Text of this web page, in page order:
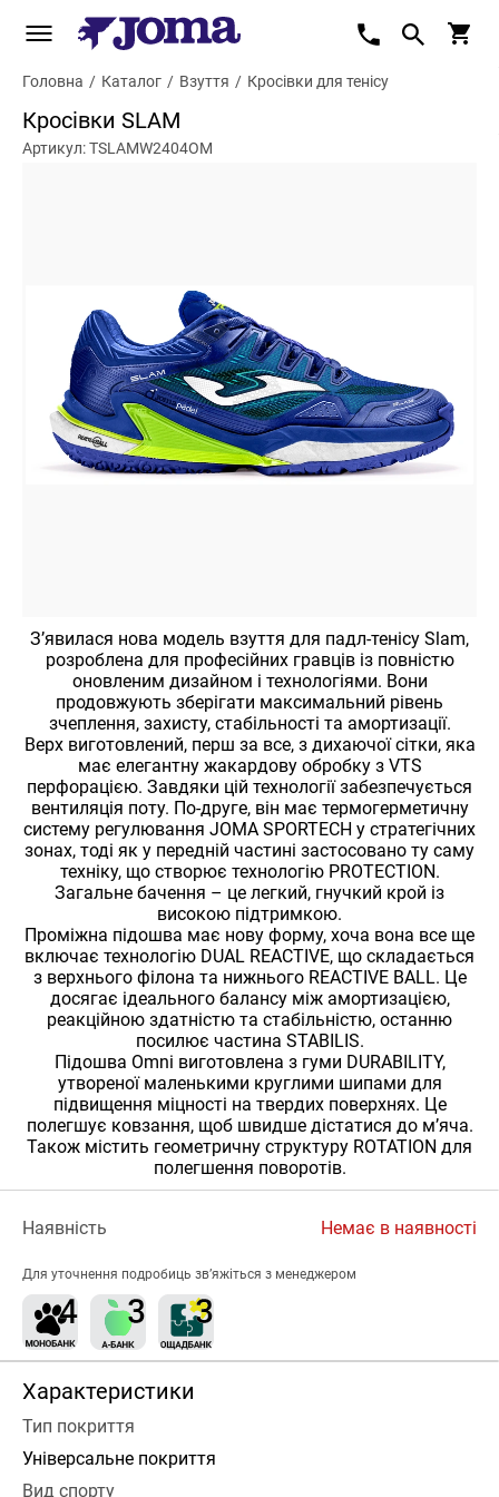
Головна / Каталог / Взуття / Кросівки для тенісу
Кросівки SLAM
Артикул: TSLAMW2404OM
З’явилася нова модель взуття для падл-тенісу Slam,
розроблена для професійних гравців із повністю
оновленим дизайном і технологіями. Вони
продовжують зберігати максимальний рівень
зчеплення, захисту, стабільності та амортизації.
Верх виготовлений, перш за все, з дихаючої сітки, яка
має елегантну жакардову обробку з VTS
перфорацією. Завдяки цій технології забезпечується
вентиляція поту. По-друге, він має термогерметичну
систему регулювання JOMA SPORTECH у стратегічних
зонах, тоді як у передній частині застосовано ту саму
техніку, що створює технологію PROTECTION.
Загальне бачення – це легкий, гнучкий крой із
високою підтримкою.
Проміжна підошва має нову форму, хоча вона все ще
включає технологію DUAL REACTIVE, що складається
з верхнього філона та нижнього REACTIVE BALL. Це
досягає ідеального балансу між амортизацією,
реакційною здатністю та стабільністю, останню
посилює частина STABILIS.
Підошва Omni виготовлена ​​з гуми DURABILITY,
утвореної маленькими круглими шипами для
підвищення міцності на твердих поверхнях. Це
полегшує ковзання, щоб швидше дістатися до м’яча.
Також містить геометричну структуру ROTATION для
полегшення поворотів.
Наявність Немає в наявності
Для уточнення подробиць зв’яжіться з менеджером
Характеристики
Тип покриття
Універсальне покриття
Вид спорту